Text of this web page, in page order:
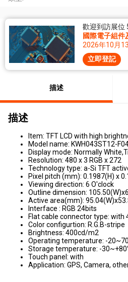
歡迎到訪展位
國際電子組件
2026年10月
立即登記
描述
描述
Item: TFT LCD with high
Model name: KWH043ST12-
Display mode: Normally
Resolution: 480 x 3 RGB x 272
Technology type: a-Si TFT
Pixel pitch (mm): 0.1987(H) x
Viewing direction: 6 O'clock
Outline dimension:
Active area(mm):
Interface : RGB 24bits
Flat cable connector type: with
Color configurtion: R.G.B-stripe
Brightness: 400cd/m2
Operating temperature: -
Storage temperature: -
Touch panel: with
Application: GPS, Camera,